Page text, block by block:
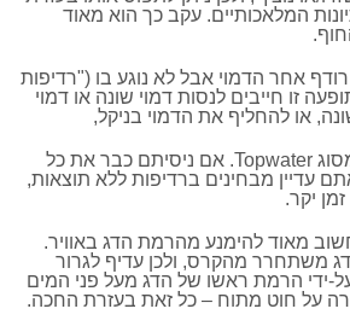
המלאכותיים. עקב כך הוא מאוד
אחר הדמוי אבל לא נוגע בו ("רדיפות
זו חייבים לנסות דמוי שונה או דמוי
או להחליף את הדמוי בניקל,
ב-.Spinner או בדמוי מסוג Topwater. אם ניסיתם כבר את כל
עדיין מבחינים ברדיפות ללא תוצאות,
יקר.
מאוד להימנע מהרמת הדג באוויר.
משתחרר מהקרס, ולכן עדיף לגרור
ידי הרמת ראשו של הדג מעל פני המים
על חוט מתוח – כל זאת בעזרת החכה.